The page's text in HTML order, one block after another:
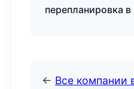
перепланировка
← Все компании